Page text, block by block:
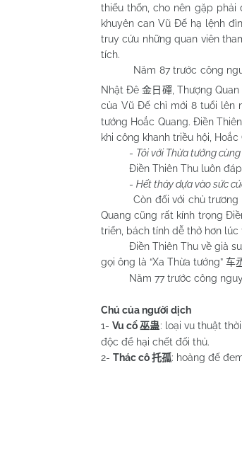
thiếu thốn, cho nên gặp phải
khuyên can Vũ Đế hạ lệnh
truy cứu những quan viên
tích.
Năm 87 trước công
Nhật Đê金日磾 , Thượng
của Vũ Đế chỉ mới 8 tuổi lên
tướng Hoắc Quang. Điền
khi công khanh triều hội,
- Tôi với Thừa tướng
Điền Thiên Thu luôn đáp
- Hết thảy dựa vào sức
Còn đối với chủ trương
Quang cũng rất kính trọng
triển, bách tính dễ thở hơn lúc
Điền Thiên Thu về già suy
gọi ông là “Xa Thừa tướng” 车
Năm 77 trước công
Chú của người dịch
1-Vu cổ巫蛊: loại vu thuật
độc để hại chết đối thủ.
2- Thác cô 托孤: hoàng đế
Huỳnh
Quy Nhơn